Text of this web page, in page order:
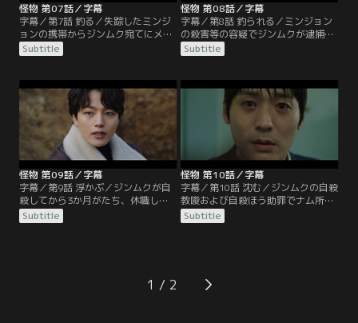
怪物 第07話／字幕
字幕／第7話 釣る／失踪したミンジ
ョンの携帯からジンムク宛てにメー
ルが届く。ドンシクとジュウォン
は、ミンジョンが失踪した日の出来
び出される。会食の途中でジェイが
消えたという話を聞かされた2人
は、事情を聞きにマニャン精肉店へ
行く。そこに警察署へ連れていかれ
たジフンが現れて、ジョンジェが代
わりに捕まったことを知る。
Subtitle
怪物 第08話／字幕
字幕／第8話 釣られる／ミンジョン
の殺害等の容疑でジンムクが逮捕さ
れる。罪を認めようとしないジンム
クだが、ドンシクとジュウォンには
ジョンは実の娘ではないだろうと問
い詰められたジンムクは逆上してド
ンシクの首を絞める。そのあと、ジ
ュウォンはミンジョンの殺害の前日
にジンムクが来ていた釜山に行
Subtitle
怪物 第09話／字幕
字幕／第9話 浮かぶ／ジンムクが自
殺してから3か月がたち、休職して
いたジュウォンがマニャン派出所に
戻ってきた。時を同じくして、行方
フを持ってムンジュ警察署に向かう
自分の姿が映った車載カメラの映像
Subtitle
怪物 第10話／字幕
字幕／第10話 沈む／ジンムクの自殺
教唆および自殺ほう助罪でナム所長
が緊急逮捕される。マニャン派出所
の所長室にある金庫の中から、釣り
とができたが、ドンシクはジュウォ
ンの仕業ではないかと疑い、問い詰
Subtitle
1